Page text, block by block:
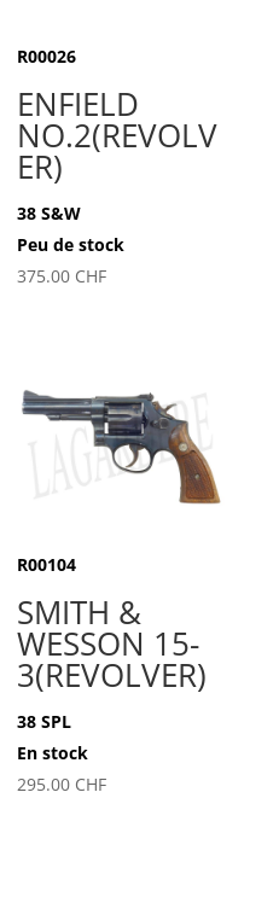
R00026
ENFIELD
NO.2(REVOLV
ER)
38 S&W
Peu de stock
375.00 CHF
R00104
SMITH &
WESSON 15-
3(REVOLVER)
38 SPL
En stock
295.00 CHF